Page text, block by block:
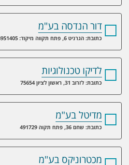
דור הנדסה בע"מ
כתובת: הגרניט 6, פתח תקווה מיקוד: 4951405
לדיקו טכנולוגיות
כתובת: לזרוב 31, ראשון לציון 75654
מדיטל בע"מ
כתובת: שחם 36, פתח תקוה 491729
מכטרוניקס בע"מ